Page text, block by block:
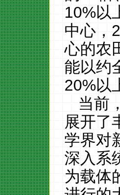
10%以
中心，
心的农
能以约
20%以
当前
展开了
学界对
深入系
为载体